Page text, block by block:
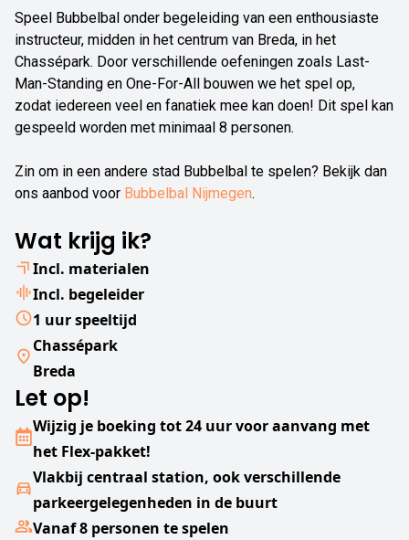
Speel Bubbelbal onder begeleiding van een enthousiaste
instructeur, midden in het centrum van Breda, in het
Chassépark. Door verschillende oefeningen zoals Last-
Man-Standing en One-For-All bouwen we het spel op,
zodat iedereen veel en fanatiek mee kan doen! Dit spel kan
gespeeld worden met minimaal 8 personen.
Zin om in een andere stad Bubbelbal te spelen? Bekijk dan
ons aanbod voor Bubbelbal Nijmegen.
Wat krijg ik?
Incl. begeleider
Incl. materialen
1 uur speeltijd
Chassépark
Breda
Let op!
Wijzig je boeking tot 24 uur voor aanvang met
het Flex-pakket!
Vlakbij centraal station, ook verschillende
parkeergelegenheden in de buurt
Vanaf 8 personen te spelen